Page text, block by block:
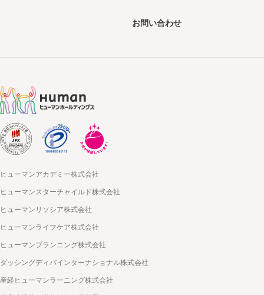
お問い合わせ
ヒューマンアカデミー株式会社
ヒューマンスターチャイルド株式会社
ヒューマンリソシア株式会社
ヒューマンライフケア株式会社
ヒューマンプランニング株式会社
ダッシングディバインターナショナル株式会社
産経ヒューマンラーニング株式会社